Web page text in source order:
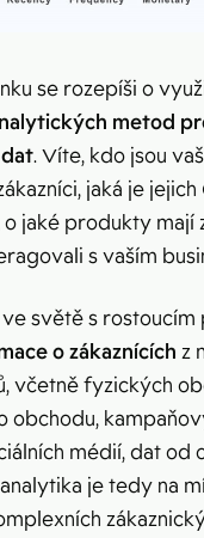
se rozepíši o
metod
. Víte, kdo jsou
jaká je
o jaké produkty mají
s vaším
ve světě s rostoucím
o zákaznících z
včetně fyzických
obchodu,
médií, dat od
je tedy na